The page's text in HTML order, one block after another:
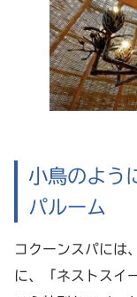
小鳥のよう
パルーム
コクーンスパには
に、「ネストスイ